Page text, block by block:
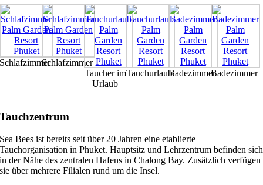
SchlafzimmerSchlafzimmer
Taucher im
Urlaub
TauchurlaubBadezimmerBadezimmer
Tauchzentrum
Sea Bees ist bereits seit über 20 Jahren eine etablierte
Tauchorganisation in Phuket. Hauptsitz und Lehrzentrum befinden sich
in der Nähe des zentralen Hafens in Chalong Bay. Zusätzlich verfügen
sie über mehrere Filialen rund um die Insel.